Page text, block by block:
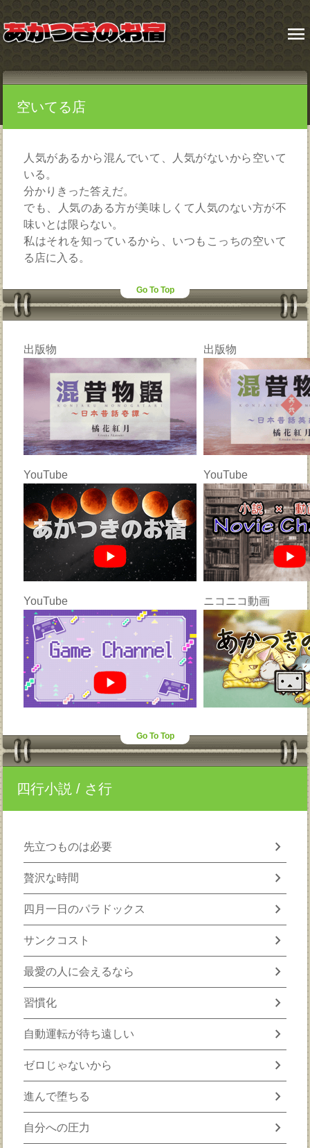
menu
空いてる店
人気があるから混んでいて、人気がないから空いて
いる。
分かりきった答えだ。
でも、人気のある方が美味しくて人気のない方が不
味いとは限らない。
私はそれを知っているから、いつもこっちの空いて
る店に入る。
Go To Top
出版物 出版物
YouTube YouTube
YouTube ニコニコ動画
Go To Top
四行小説 / さ行
先立つものは必要 chevron_right
贅沢な時間 chevron_right
四月一日のパラドックス chevron_right
サンクコスト chevron_right
最愛の人に会えるなら chevron_right
習慣化 chevron_right
自動運転が待ち遠しい chevron_right
ゼロじゃないから chevron_right
進んで堕ちる chevron_right
自分への圧力 chevron_right